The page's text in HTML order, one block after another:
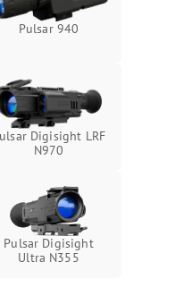
Pulsar 940
Digisight LRF
N970
Pulsar Digisight
Ultra N355